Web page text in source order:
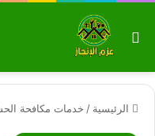
بحث عن
الرئيسية / خدمات مكافحة